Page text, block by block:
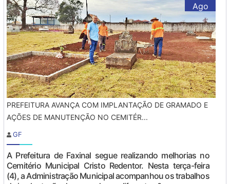
Ago
PREFEITURA AVANÇA COM IMPLANTAÇÃO DE GRAMADO E
AÇÕES DE MANUTENÇÃO NO CEMITÉR...
GF
A Prefeitura de Faxinal segue realizando melhorias no
Cemitério Municipal Cristo Redentor. Nesta terça-feira
(4), a Administração Municipal acompanhou os trabalhos